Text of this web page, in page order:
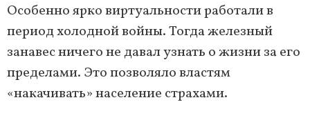
Особенно ярко виртуальности работали в
период холодной войны. Тогда железный
занавес ничего не давал узнать о жизни за его
пределами. Это позволяло властям
«накачивать» население страхами.